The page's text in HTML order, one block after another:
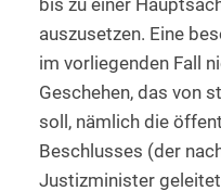
bis zu einer
auszusetzen. Eine
im vorliegenden Fall
Geschehen, das von
soll, nämlich die
Beschlusses (der
Justizminister